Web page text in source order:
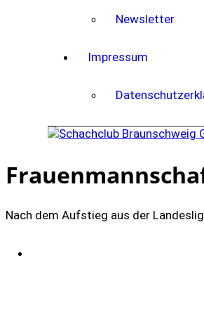
Newsletter
Impressum
Nach dem Aufstieg aus der